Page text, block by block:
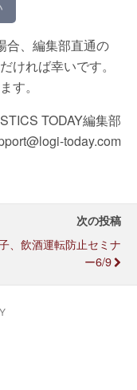
合、編集部直通の
ければ幸いです。
す。
TODAY編集部
today.com
次の投稿
、飲酒運転防止セミナ
ー6/9